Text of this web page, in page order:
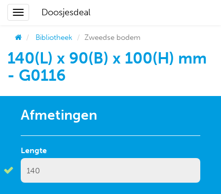
Doosjesdeal
Bibliotheek Zweedse bodem
140(L) x 90(B) x 100(H) mm
- G0116
Afmetingen
Lengte